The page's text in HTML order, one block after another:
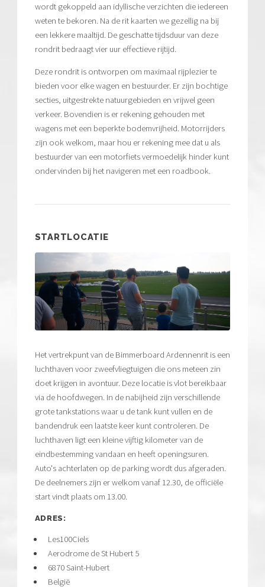
wordt gekoppeld aan idyllische verzichten die iedereen
weten te bekoren. Na de rit kaarten we gezellig na bij
een lekkere maaltijd. De geschatte tijdsduur van deze
rondrit bedraagt vier uur effectieve rijtijd.
Deze rondrit is ontworpen om maximaal rijplezier te
bieden voor elke wagen en bestuurder. Er zijn bochtige
secties, uitgestrekte natuurgebieden en vrijwel geen
verkeer. Bovendien is er rekening gehouden met
wagens met een beperkte bodemvrijheid. Motorrijders
zijn ook welkom, maar hou er rekening mee dat u als
bestuurder van een motorfiets vermoedelijk hinder kunt
ondervinden bij het navigeren met een roadbook.
STARTLOCATIE
Het vertrekpunt van de Bimmerboard Ardennenrit is een
luchthaven voor zweefvliegtuigen die ons meteen zin
doet krijgen in avontuur. Deze locatie is vlot bereikbaar
via de hoofdwegen. In de nabijheid zijn verschillende
grote tankstations waar u de tank kunt vullen en de
bandendruk een laatste keer kunt controleren. De
luchthaven ligt een kleine vijftig kilometer van de
eindbestemming vandaan en heeft openingsuren.
Auto's achterlaten op de parking wordt dus afgeraden.
De deelnemers zijn er welkom vanaf 12.30, de officiële
start vindt plaats om 13.00.
ADRES:
Les100Ciels
Aerodrome de St Hubert 5
6870 Saint-Hubert
België